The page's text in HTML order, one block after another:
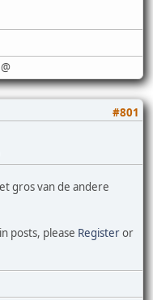
#801
gros van de andere
posts, please Registeror